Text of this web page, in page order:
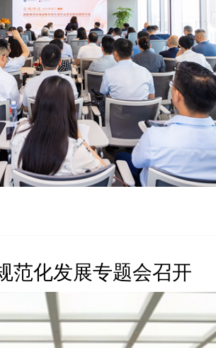
范化发展专题会召开